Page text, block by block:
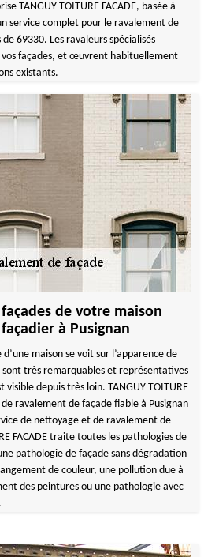
TANGUY TOITURE FACADE, basée à
service complet pour le ravalement de
69330. Les ravaleurs spécialisés
façades, et œuvrent habituellement
existants.
de votre maison
à Pusignan
maison se voit sur l’apparence de
sont très remarquables et représentatives
depuis très loin. TANGUY TOITURE
de ravalement de façade fiable à Pusignan
de nettoyage et de ravalement de
FACADE traite toutes les pathologies de
pathologie de façade sans dégradation
de couleur, une pollution due à
des peintures ou une pathologie avec